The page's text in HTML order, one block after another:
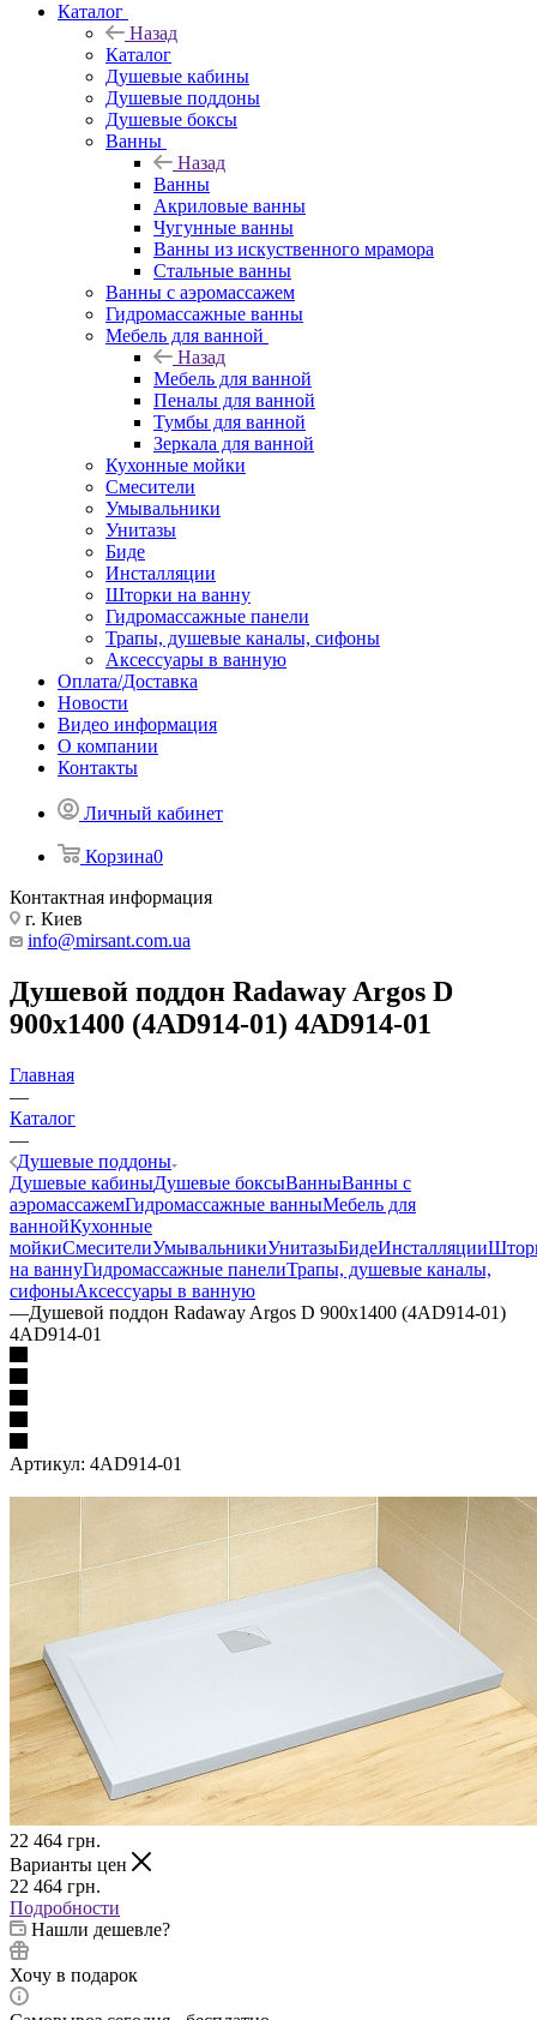
Каталог
Назад
Каталог
Душевые кабины
Душевые поддоны
Душевые боксы
Ванны
Назад
Ванны
Акриловые ванны
Чугунные ванны
Ванны из искуственного мрамора
Стальные ванны
Ванны с аэромассажем
Гидромассажные ванны
Мебель для ванной
Назад
Мебель для ванной
Пеналы для ванной
Тумбы для ванной
Зеркала для ванной
Кухонные мойки
Смесители
Умывальники
Унитазы
Биде
Инсталляции
Шторки на ванну
Гидромассажные панели
Трапы, душевые каналы, сифоны
Аксессуары в ванную
Оплата/Доставка
Новости
Видео информация
О компании
Контакты
Личный кабинет
Корзина0
Контактная информация
г. Киев
info@mirsant.com.ua
Душевой поддон Radaway Argos D
900x1400 (4AD914-01) 4AD914-01
Главная
—
Каталог
—
Душевые поддоны
Душевые кабиныДушевые боксыВанныВанны с
аэромассажемГидромассажные ванныМебель для
ваннойКухонные
мойкиСмесителиУмывальникиУнитазыБидеИнсталляции
на ваннуГидромассажные панелиТрапы, душевые каналы,
сифоныАксессуары в ванную
—Душевой поддон Radaway Argos D 900x1400 (4AD914-01)
4AD914-01
Артикул: 4AD914-01
22 464 грн.
Варианты цен
22 464 грн.
Подробности
Нашли дешевле?
Хочу в подарок